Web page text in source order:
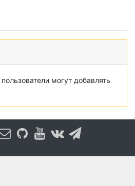
могут добавлять